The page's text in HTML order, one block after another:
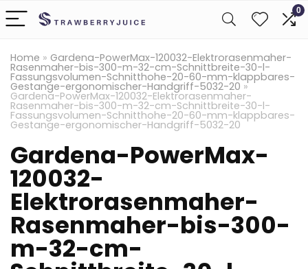
0
Home » Gardena-PowerMax-120032-Elektrorasenmaher-
Rasenmaher-bis-300-m-32-cm-Schnittbreite-30-l-
Fassungsvolumen-Schnitthohe-20-60-mm-klappbares-
Gestange-ergonomischer-Handgriff-5032-20 »
Gardena-PowerMax-120032-Elektrorasenmaher-
Rasenmaher-bis-300-m-32-cm-Schnittbreite-30-l-
Fassungsvolumen-Schnitthohe-20-60-mm-klappbares-
Gestange-ergonomischer-Handgriff-5032-20
Gardena-PowerMax-
120032-
Elektrorasenmaher-
Rasenmaher-bis-300-
m-32-cm-